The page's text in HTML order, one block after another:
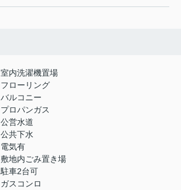
室内洗濯機置場
フローリング
バルコニー
プロパンガス
公営水道
公共下水
電気有
敷地内ごみ置き場
駐車2台可
ガスコンロ